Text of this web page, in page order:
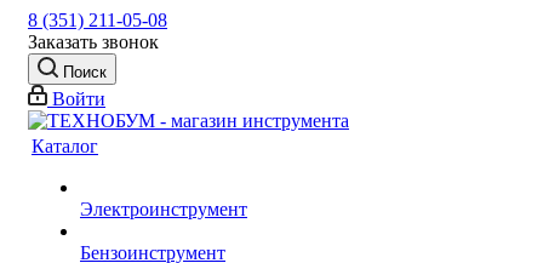
8 (351) 211-05-08
Заказать звонок
Поиск
Войти
Каталог
Электроинструмент
Бензоинструмент